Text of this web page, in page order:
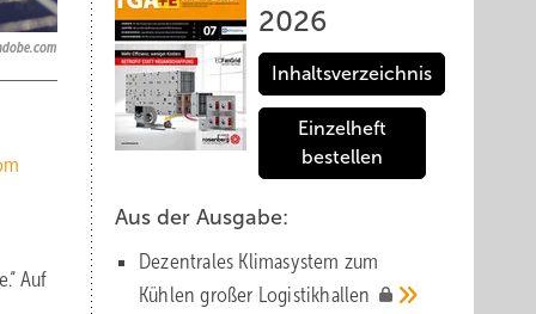
Auf
2026
Inhaltsverzeichnis
Einzelheft
bestellen
Aus der Ausgabe:
Dezentrales Klimasystem zum
Kühlen großer Logistik­hallen